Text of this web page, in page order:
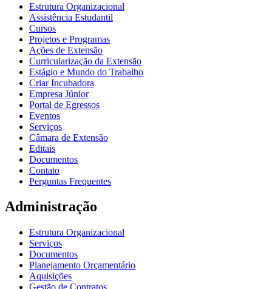
Estrutura Organizacional
Assistência Estudantil
Cursos
Projetos e Programas
Ações de Extensão
Curricularização da Extensão
Estágio e Mundo do Trabalho
Criar Incubadora
Empresa Júnior
Portal de Egressos
Eventos
Serviços
Câmara de Extensão
Editais
Documentos
Contato
Perguntas Frequentes
Administração
Estrutura Organizacional
Serviços
Documentos
Planejamento Orçamentário
Aquisições